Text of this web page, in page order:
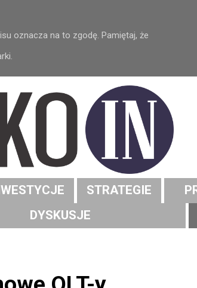
oznacza na to zgodę. Pamiętaj, że
STRATEGIE
DYSKUSJE